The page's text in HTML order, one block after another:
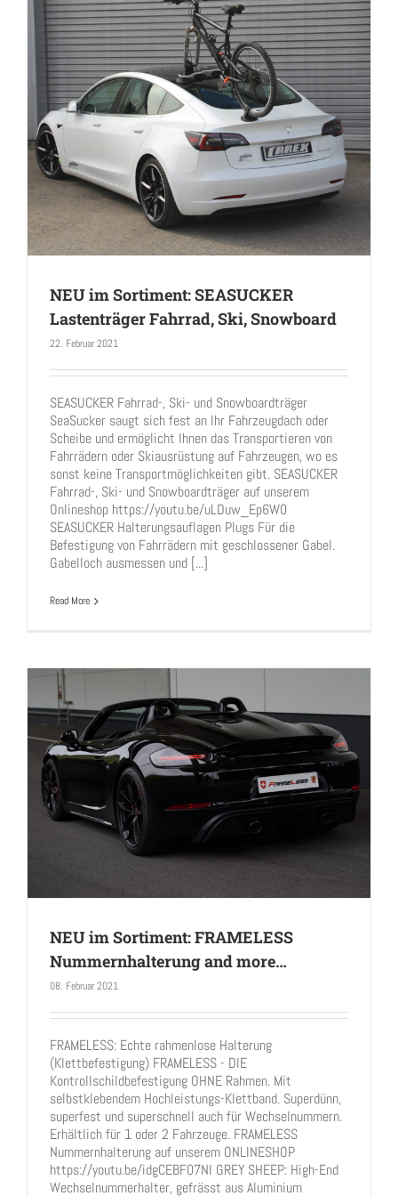
NEU im Sortiment: SEASUCKER Lastenträger
Fahrrad, Ski, Snowboard
NEU im Sortiment: SEASUCKER
Lastenträger Fahrrad, Ski, Snowboard
22. Februar 2021
SEASUCKER Fahrrad-, Ski- und Snowboardträger
SeaSucker saugt sich fest an Ihr Fahrzeugdach oder
Scheibe und ermöglicht Ihnen das Transportieren von
Fahrrädern oder Skiausrüstung auf Fahrzeugen, wo es
sonst keine Transportmöglichkeiten gibt. SEASUCKER
Fahrrad-, Ski- und Snowboardträger auf unserem
Onlineshop https://youtu.be/uLDuw_Ep6W0
SEASUCKER Halterungsauflagen Plugs Für die
Befestigung von Fahrrädern mit geschlossener Gabel.
Gabelloch ausmessen und [...]
Read More
and more…
NEU im Sortiment: FRAMELESS
Nummernhalterung and more…
08. Februar 2021
FRAMELESS: Echte rahmenlose Halterung
(Klettbefestigung) FRAMELESS - DIE
Kontrollschildbefestigung OHNE Rahmen. Mit
selbstklebendem Hochleistungs-Klettband. Superdünn,
superfest und superschnell auch für Wechselnummern.
Erhältlich für 1 oder 2 Fahrzeuge. FRAMELESS
Nummernhalterung auf unserem ONLINESHOP
https://youtu.be/idgCEBF07NI GREY SHEEP: High-End
Wechselnummerhalter, gefrässt aus Aluminium